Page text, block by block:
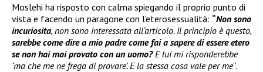
Moslehi ha risposto con calma spiegando il proprio punto di
vista e facendo un paragone con l’eterosessualità: “Non sono
incuriosita, non sono interessata all’articolo. Il principio è questo,
sarebbe come dire a mio padre come fai a sapere di essere etero
se non hai mai provato con un uomo? E lui mi risponderebbe
‘ma che me ne frega di provare’. E la stessa cosa vale per me”.